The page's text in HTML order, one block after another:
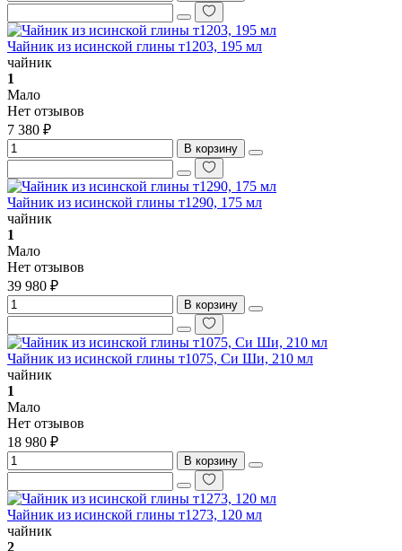
Чайник из исинской глины т1203, 195 мл
чайник
1
Мало
Нет отзывов
7 380 ₽
В корзину
Чайник из исинской глины т1290, 175 мл
чайник
1
Мало
Нет отзывов
39 980 ₽
В корзину
Чайник из исинской глины т1075, Си Ши, 210 мл
чайник
1
Мало
Нет отзывов
18 980 ₽
В корзину
Чайник из исинской глины т1273, 120 мл
чайник
2